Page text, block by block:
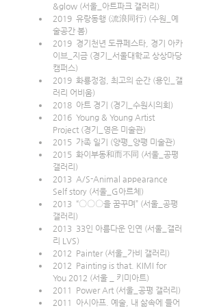
&glow (서울_아트파크 갤러리)
2019  유랑동행 (流浪同行) (수원_예
술공간 봄)
2019  경기천년 도큐페스타, 경기 아카
이브_지금 (경기_서울대학교 상상마당
캠퍼스)
2019  화룡정점, 최고의 순간 (용인_갤
러리 어비움)
2018  아트 경기 (경기_수원시의회)
2016  Young & Young Artist
Project (경기_영은 미술관)
2015  가족 일기 (양평_양평 미술관)
2015  화이부동和而不同 (서울_공평
갤러리)
2013  A/S-Animal appearance
Self story (서울_G아르체)
2013  “〇〇〇을 꿈꾸며” (서울_공평
갤러리)
2013  33인 아름다운 인연 (서울_갤러
리 LVS)
2012  Painter (서울_가비 갤러리)
2012  Painting is that. KIMI for
You 2012 (서울 _ 키미아트)
2011  Power Art (서울_공평 갤러리)
2011  아시아프. 예술, 내 삶속에 들어